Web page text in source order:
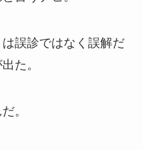
誤診ではなく誤解だ
た。
。